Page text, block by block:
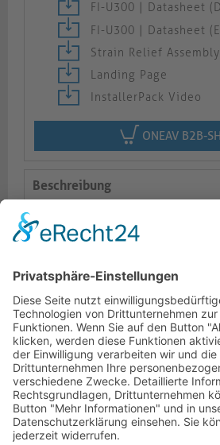
FI-U300 | Datasheet
FI-U300 | Datasheet
Strain Relief
Landing Page
InstallerPack Video
ONEAV B2B-
Beschreibung
Logistik
Dokumente
HOTLINE